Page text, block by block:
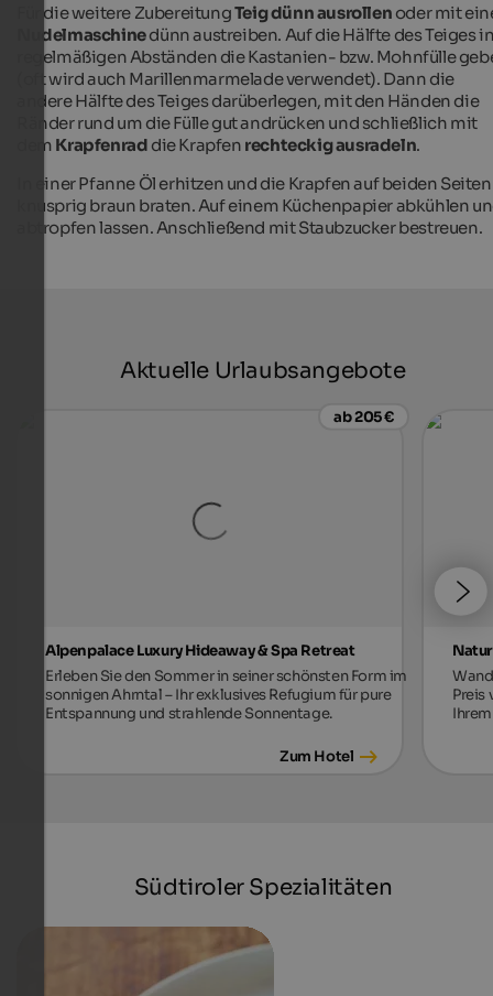
Für die weitere ZubereitungTeig dünn ausrollen oder mit
Nudelmaschinedünn austreiben. Auf die Hälfte des Teiges
regelmäßigen Abständen die Kastanien- bzw. Mohnfülle
(oft wird auch Marillenmarmelade verwendet). Dann die
andere Hälfte des Teiges darüberlegen, mit den Händen die
Ränder rund um die Fülle gut andrücken und schließlich mit
dem Krapfenrad die Krapfen rechteckig ausradeln.
In einer Pfanne Öl erhitzen und die Krapfen auf beiden Seiten
knusprig braun braten. Auf einem Küchenpapier abkühlen
abtropfen lassen. Anschließend mit Staubzucker bestreuen.
Aktuelle Urlaubsangebote
ab 205 €
Alpenpalace Luxury Hideaway & Spa Retreat
Erleben Sie den Sommer in seiner schönsten Form im
sonnigen Ahrntal – Ihr exklusives Refugium für pure
Entspannung und strahlende Sonnentage.
Zum Hotel
Preis
Südtiroler Spezialitäten